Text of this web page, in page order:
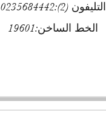
التليفون (2):
0235684442
الخط الساخن:19601